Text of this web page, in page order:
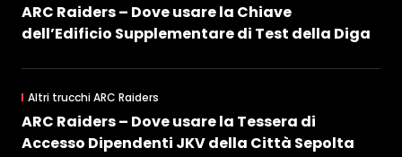
ARC Raiders – Dove usare la Chiave
dell’Edificio Supplementare di Test della Diga
Altri trucchi ARC Raiders
ARC Raiders – Dove usare la Tessera di
Accesso Dipendenti JKV della Città Sepolta